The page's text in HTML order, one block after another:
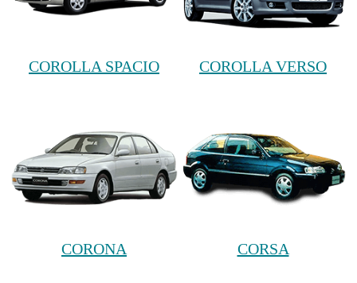
COROLLA SPACIO COROLLA VERSO
CORONA CORSA